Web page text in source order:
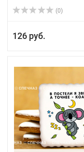
(0)
126 руб.